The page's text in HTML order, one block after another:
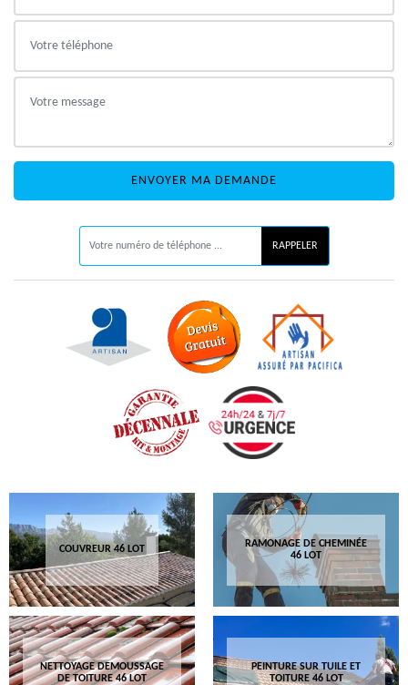
COUVREUR 46 LOT
RAMONAGE DE CHEMINÉE
46 LOT
NETTOYAGE DEMOUSSAGE
DE TOITURE 46 LOT
PEINTURE SUR TUILE ET
TOITURE 46 LOT